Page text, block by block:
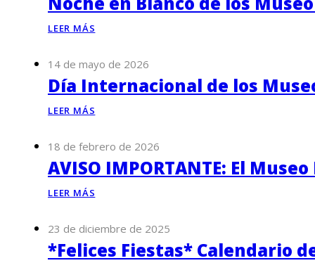
LEER MÁS
14 de mayo de 2026
Día Internacional de los
LEER MÁS
18 de febrero de 2026
AVISO IMPORTANTE: El
LEER MÁS
23 de diciembre de 2025
*Felices Fiestas* Calendario